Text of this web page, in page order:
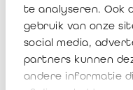
te analyseren. Ook
gebruik van onze
social media,
partners kunnen
andere informatie
uitsluitend zijn
revisorale opdrachten
wet (art. 4 wet van de
beroepsnormen
jaarrekening van een